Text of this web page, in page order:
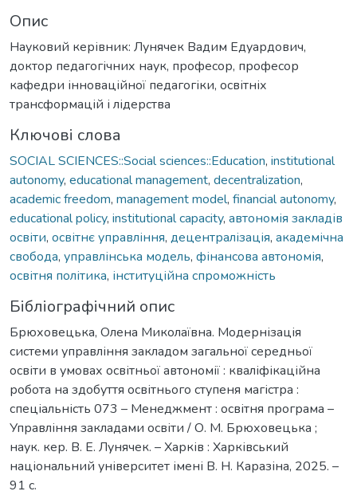
Опис
Науковий керівник: Лунячек Вадим Едуардович,
доктор педагогічних наук, професор, професор
кафедри інноваційної педагогіки, освітніх
трансформацій і лідерства
Ключові слова
SOCIAL SCIENCES::Social sciences::Education, institutional
autonomy, educational management, decentralization,
academic freedom, management model, financial autonomy,
educational policy, institutional capacity, автономія закладів
освіти, освітнє управління, децентралізація, академічна
свобода, управлінська модель, фінансова автономія,
освітня політика, інституційна спроможність
Бібліографічний опис
Брюховецька, Олена Миколаївна. Модернізація
системи управління закладом загальної середньої
освіти в умовах освітньої автономії : кваліфікаційна
робота на здобуття освітнього ступеня магістра :
спеціальність 073 – Менеджмент : освітня програма –
Управління закладами освіти / О. М. Брюховецька ;
наук. кер. В. Е. Лунячек. – Харків : Харківський
національний університет імені В. Н. Каразіна, 2025. –
91 с.